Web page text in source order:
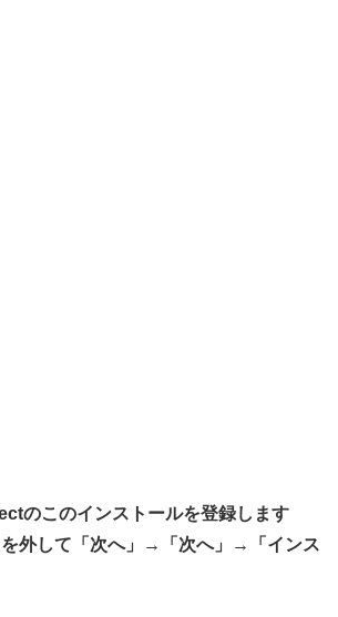
のこのインストールを登録します
外して「次へ」→「次へ」→「インス